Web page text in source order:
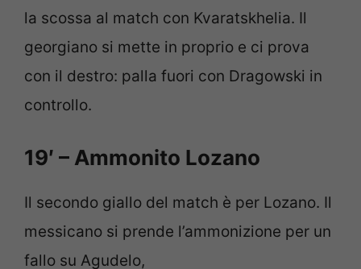
la scossa al match con Kvaratskhelia. Il
georgiano si mette in proprio e ci prova
con il destro: palla fuori con Dragowski in
controllo.
19′ – Ammonito Lozano
Il secondo giallo del match è per Lozano. Il
messicano si prende l’ammonizione per un
fallo su Agudelo,